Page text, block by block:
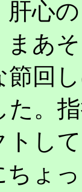
肝心
あ
節回
た。
し
ょ